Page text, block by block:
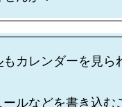
もカレンダーを見ら
ルなどを書き込む